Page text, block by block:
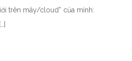
trên mây/cloud” của mình: